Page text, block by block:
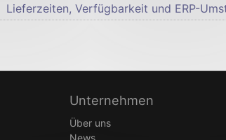
Lieferzeiten, Verfügbarkeit und ERP-
Unternehmen
Über uns